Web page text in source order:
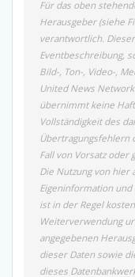
Für das oben
Herausgeber (siehe
verantwortlich.
Eventbeschreibung,
Bild-, Ton-, Video-,
United News
übernimmt keine
Vollständigkeit des
Übertragungsfehlern
Fall von Vorsatz oder
Die Nutzung von
Eigeninformation
ist in der Regel
Weiterverwendung
angegebenen
dieser Daten sowie
dieses